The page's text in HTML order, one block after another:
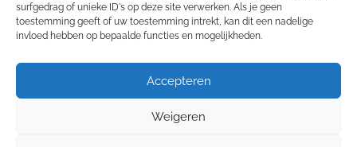
surfgedrag of unieke ID's op deze site verwerken. Als je geen
toestemming geeft of uw toestemming intrekt, kan dit een nadelige
invloed hebben op bepaalde functies en mogelijkheden.
Accepteren
Weigeren
schoon en fris huis